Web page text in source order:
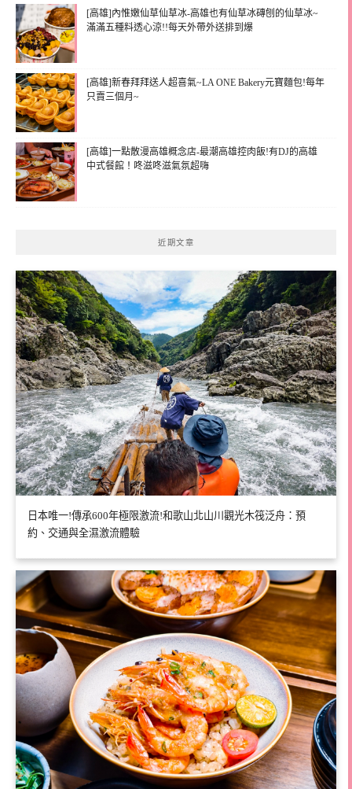
[高雄]內惟嫩仙草仙草冰-高雄也有仙草冰磚刨的仙草冰~
滿滿五種料透心涼!!每天外帶外送排到爆
[高雄]新春拜拜送人超喜氣~LA ONE Bakery元寶麵包!每年
只賣三個月~
[高雄]一點散漫高雄概念店-最潮高雄控肉飯!有DJ的高雄
中式餐館！咚滋咚滋氣氛超嗨
近期文章
日本唯一!傳承600年極限激流!和歌山北山川觀光木筏泛舟：預
約、交通與全濕激流體驗